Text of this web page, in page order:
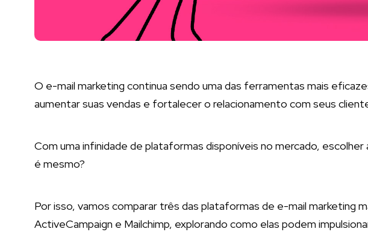
O e-mail marketing continua sendo uma das ferramentas mais
aumentar suas vendas e fortalecer o relacionamento com seus
Com uma infinidade de plataformas disponíveis no mercado,
é mesmo?
Por isso, vamos comparar três das plataformas de e-mail marketing
ActiveCampaign e Mailchimp, explorando como elas podem